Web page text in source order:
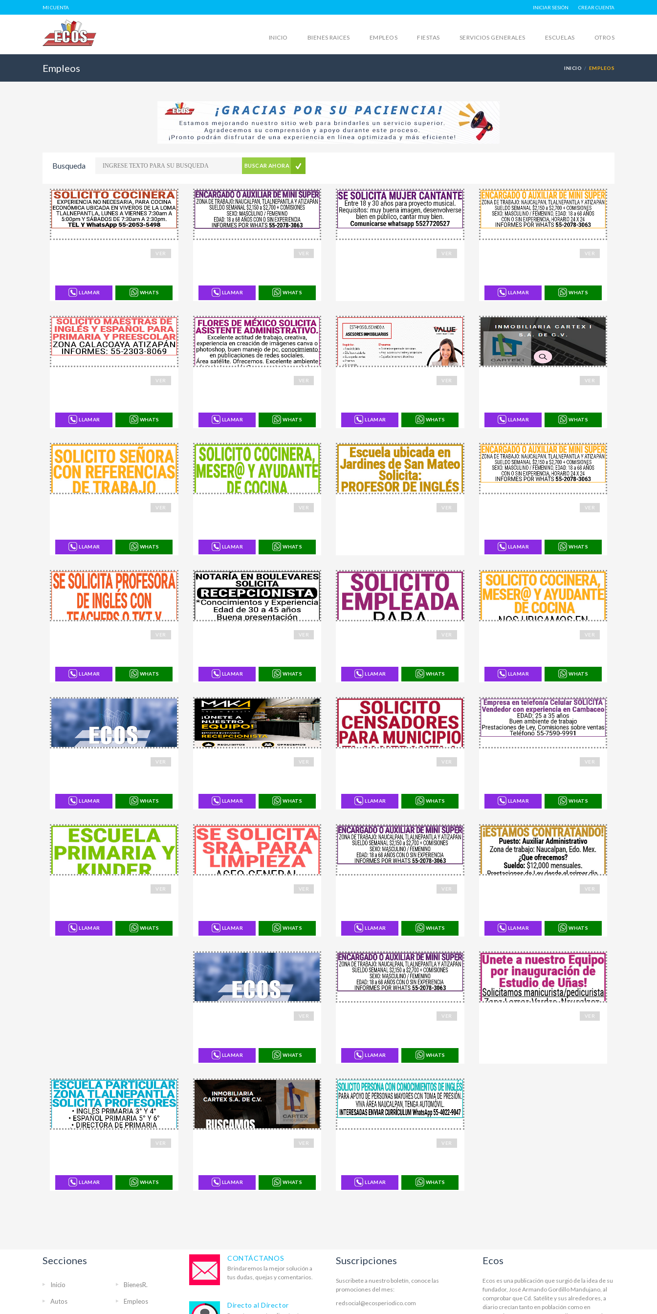
MI CUENTA INICIAR SESIÓN CREAR CUENTA
INICIO BIENES RAICES EMPLEOS FIESTAS SERVICIOS GENERALES ESCUELAS OTROS
Empleos INICIO EMPLEOS
Busqueda BUSCAR AHORA
VER
LLAMAR WHATS
VER
LLAMAR WHATS
VER VER
LLAMAR WHATS
VER
LLAMAR WHATS
VER
LLAMAR WHATS
VER
LLAMAR WHATS
VER
LLAMAR WHATS
VER
LLAMAR WHATS
VER
LLAMAR WHATS
VER VER
LLAMAR WHATS
VER
LLAMAR WHATS
VER
LLAMAR WHATS
VER
LLAMAR WHATS
VER
LLAMAR WHATS
VER
LLAMAR WHATS
VER
LLAMAR WHATS
VER
LLAMAR WHATS
VER
LLAMAR WHATS
VER
LLAMAR WHATS
VER
LLAMAR WHATS
VER
LLAMAR WHATS
VER
LLAMAR WHATS
VER
LLAMAR WHATS
VER
LLAMAR WHATS
VER
VER
LLAMAR WHATS
VER
LLAMAR WHATS
VER
LLAMAR WHATS
Secciones
Inicio BienesR.
Autos Empleos
CONTÁCTANOS
Brindaremos la mejor solución a
tus dudas, quejas y comentarios.
Directo al Director
Suscripciones
Suscribete a nuestro boletín, conoce las
promociones del mes:
redsocial@ecosperiodico.com
Ecos
Ecos es una publicación que surgió de la idea de su
fundador, José Armando Gordillo Mandujano, al
comprobar que Cd. Satélite y sus alrededores, a
diario crecían tanto en población como en